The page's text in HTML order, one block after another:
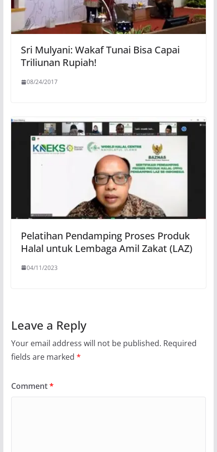
Sri Mulyani: Wakaf Tunai Bisa Capai
Triliunan Rupiah!
08/24/2017
Pelatihan Pendamping Proses Produk
Halal untuk Lembaga Amil Zakat (LAZ)
04/11/2023
Leave a Reply
Your email address will not be published. Required
fields are marked *
Comment*